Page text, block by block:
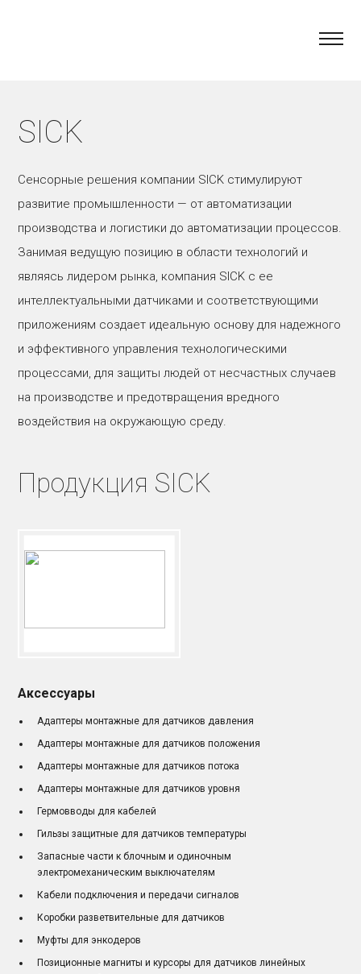
SICK
Сенсорные решения компании SICK стимулируют
развитие промышленности — от автоматизации
производства и логистики до автоматизации процессов.
Занимая ведущую позицию в области технологий и
являясь лидером рынка, компания SICK с ее
интеллектуальными датчиками и соответствующими
приложениям создает идеальную основу для надежного
и эффективного управления технологическими
процессами, для защиты людей от несчастных случаев
на производстве и предотвращения вредного
воздействия на окружающую среду.
Продукция SICK
Аксессуары
Адаптеры монтажные для датчиков давления
Адаптеры монтажные для датчиков положения
Адаптеры монтажные для датчиков потока
Адаптеры монтажные для датчиков уровня
Гермовводы для кабелей
Гильзы защитные для датчиков температуры
Запасные части к блочным и одиночным
электромеханическим выключателям
Кабели подключения и передачи сигналов
Коробки разветвительные для датчиков
Муфты для энкодеров
Позиционные магниты и курсоры для датчиков линейных